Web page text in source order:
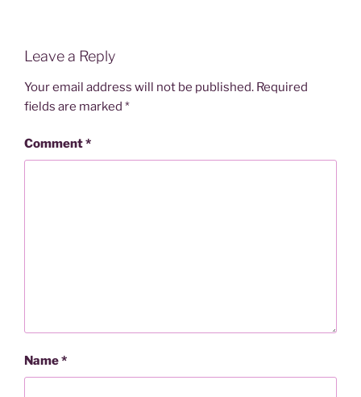
Leave a Reply
Your email address will not be published. Required
fields are marked *
Comment*
Name*